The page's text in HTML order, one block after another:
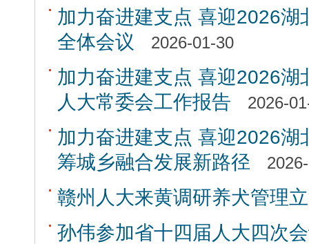
加力奋进建支点 喜迎2026湖
全体会议
2026-01-30
加力奋进建支点 喜迎2026湖
人大常委会工作报告
2026-
加力奋进建支点 喜迎2026湖
筹城乡融合发展新路径
赣州人大来黄调研养犬管理
孙伟参加省十四届人大四次